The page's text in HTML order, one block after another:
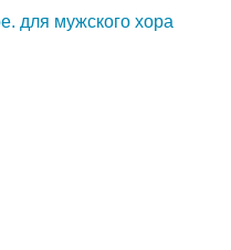
для мужского хора